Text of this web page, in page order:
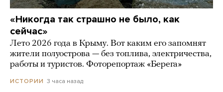
«Никогда так страшно не было, как
сейчас»
Лето 2026 года в Крыму. Вот каким его запомнят
жители полуострова — без топлива, электричества,
работы и туристов. Фоторепортаж «Берега»
ИСТОРИИ 3 часа назад